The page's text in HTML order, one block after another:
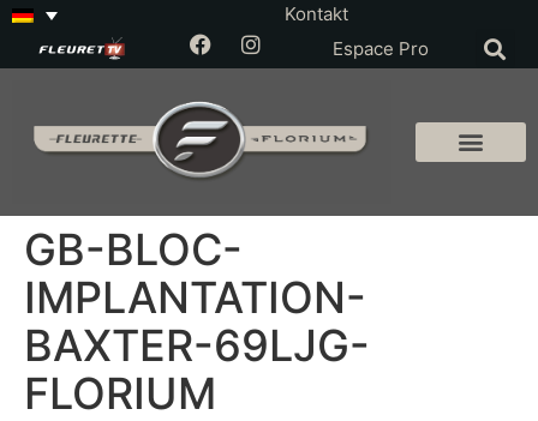
Kontakt
Espace Pro
GB-BLOC-
IMPLANTATION-
BAXTER-69LJG-
FLORIUM